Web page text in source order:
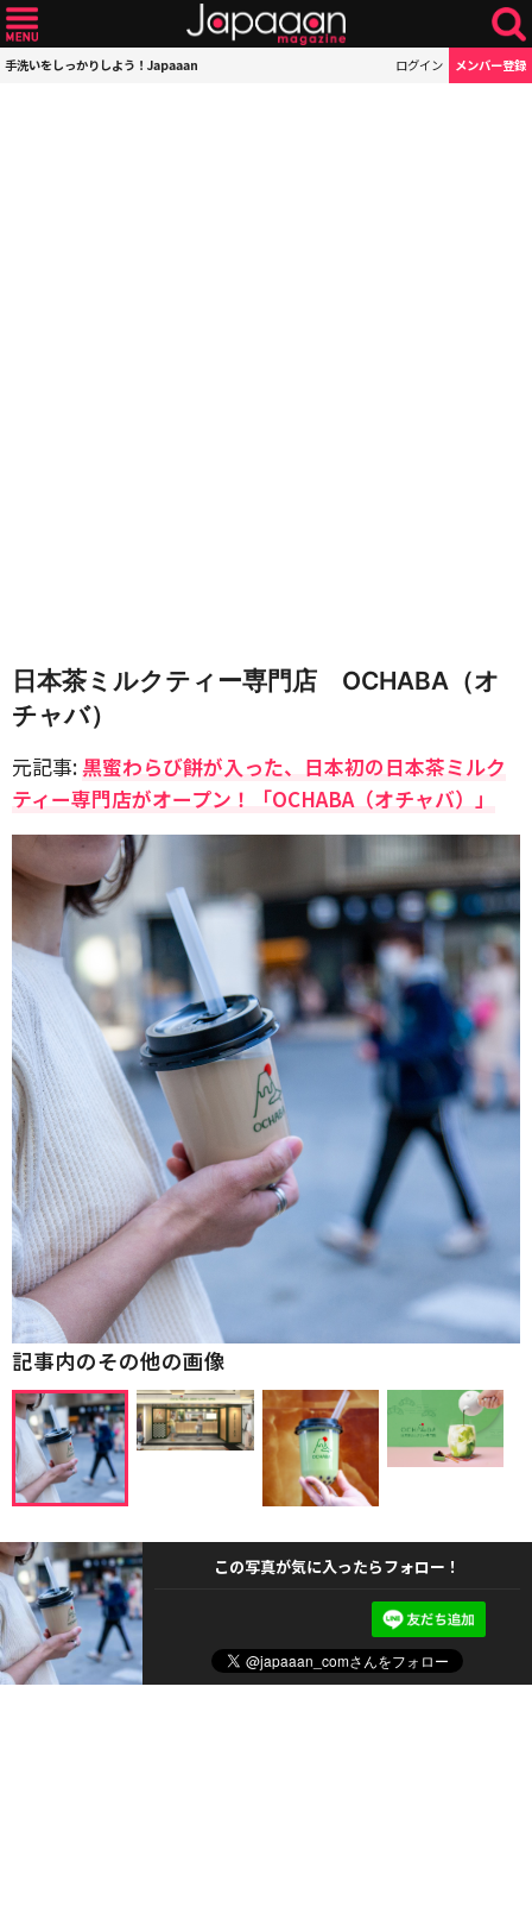
手洗いをしっかりしよう！Japaaan ログイン メンバー登録
日本茶ミルクティー専門店 OCHABA（オ
チャバ）
元記事:黒蜜わらび餅が入った、日本初の日本茶ミルク
ティー専門店がオープン！「OCHABA（オチャバ）」
記事内のその他の画像
この写真が気に入ったらフォロー！